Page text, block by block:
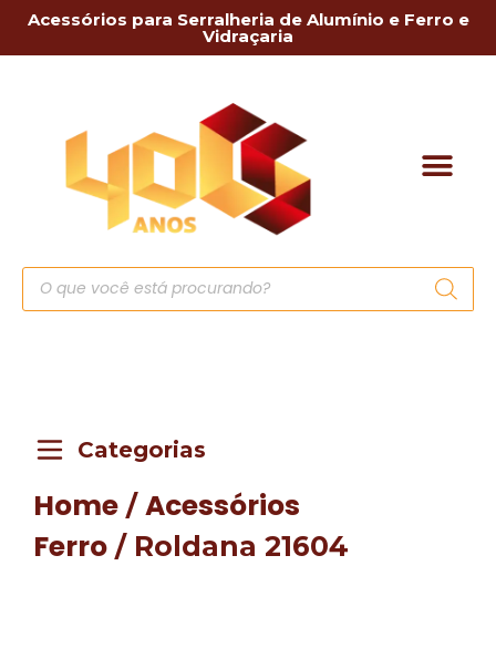
Acessórios para Serralheria de Alumínio e Ferro e
Vidraçaria
Categorias
Home / Acessórios
Ferro / Roldana 21604